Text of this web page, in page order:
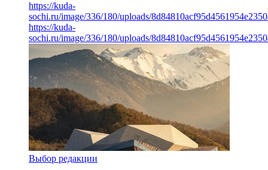
https://kuda-
sochi.ru/image/336/180/uploads/
https://kuda-
sochi.ru/image/336/180/uploads/
Выбор редакции